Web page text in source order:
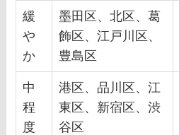
緩
や
か
墨田区、北区、葛
飾区、江戸川区、
豊島区
中
程
度
港区、品川区、江
東区、新宿区、渋
谷区